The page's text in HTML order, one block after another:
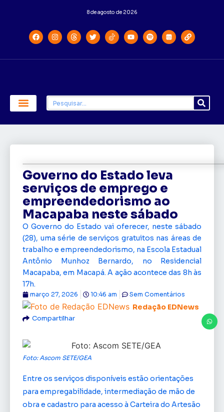
8 de agosto de 2026
Governo do Estado leva
serviços de emprego e
empreendedorismo ao
Macapaba neste sábado
O Governo do Estado vai oferecer, neste sábado
(28), uma série de serviços gratuitos nas áreas de
trabalho e empreendedorismo, na Escola Estadual
Antônio Munhoz Bernardo, no Residencial
Macapaba, em Macapá. A ação acontece das 8h às
17h.
Redação EDNews
março 27, 2026 10:46 am Sem Comentários
Compartilhar
Foto: Ascom SETE/GEA
Entre os serviços disponíveis estão orientações
para empregabilidade, intermediação de mão de
obra e cadastro para acesso à Carteira do Artesão